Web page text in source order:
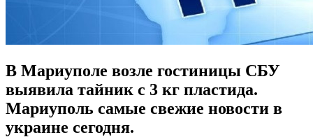
В Мариуполе возле гостиницы СБУ
выявила тайник с 3 кг пластида.
Мариуполь самые свежие новости в
украине сегодня.